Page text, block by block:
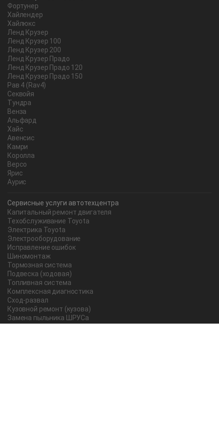
Фортунер
Хайлендер
Хайлюкс
Ленд Крузер
Ленд Крузер 100
Ленд Крузер 200
Ленд Крузер Прадо
Ленд Крузер Прадо 120
Ленд Крузер Прадо 150
Рав 4 (Rav4)
Секвойя
Тундра
Венза
Альфард
Хайс
Авенсис
Камри
Королла
Версо
Ярис
Аурис
Сервисные услуги автотехцентра
Капитальный ремонт двигателя
Техобслуживание Toyota
Электрика Toyota
Электрооборудование
Исправление ошибок
Шиномонтаж
Тормозная система
Подвеска (ходовая)
Топливная система
Комплексная диагностика
Сход-развал
Кузовной ремонт (кузова)
Замена пыльника ШРУСа